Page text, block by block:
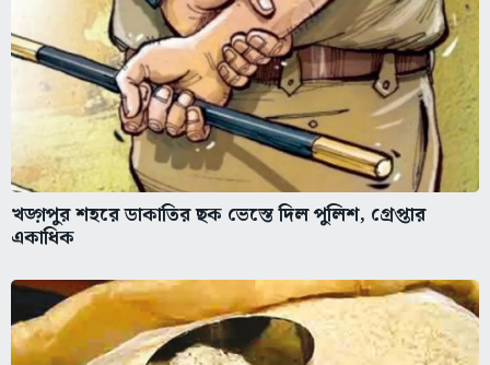
খড়্গপুর শহরে ডাকাতির ছক ভেস্তে দিল পুলিশ, গ্রেপ্তার
একাধিক